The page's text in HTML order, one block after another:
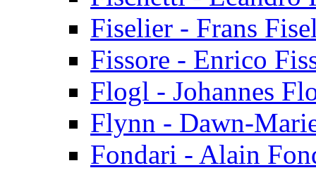
Fiselier - Frans
Fissore - Enrico
Flogl - Johannes
Flynn - Dawn-
Fondari - Alain